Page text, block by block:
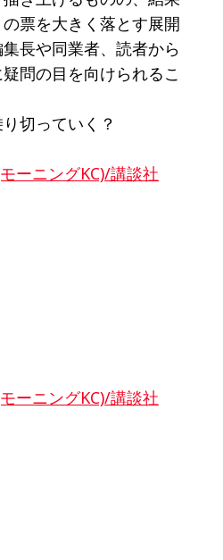
票を大きく落とす展開
長や同業者、読者から
問の目を向けられるこ
切っていく？
ーニングKC)/講談社
ーニングKC)/講談社